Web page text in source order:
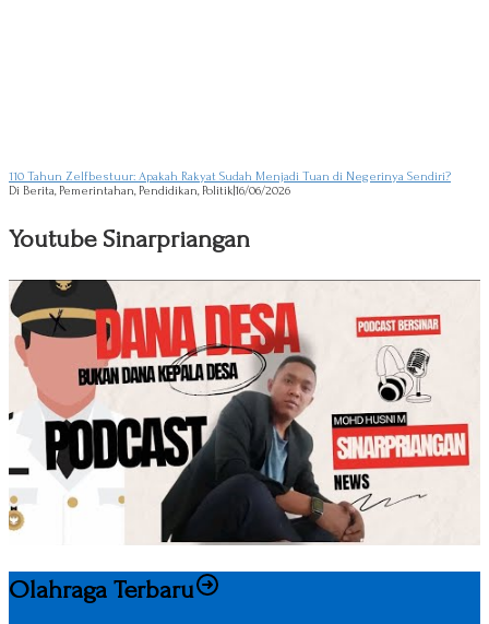
110 Tahun Zelfbestuur: Apakah Rakyat Sudah Menjadi Tuan di Negerinya Sendiri?
Di Berita, Pemerintahan, Pendidikan, Politik16/06/2026
Youtube Sinarpriangan
Olahraga Terbaru